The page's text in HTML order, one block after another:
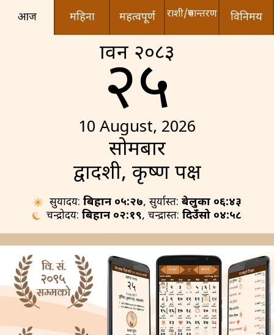
आज महिना महत्वपूर्ण राशी/रुपान्तरण विनिमय
श्रावन २०८३
२५
10 August, 2026
सोमबार
द्वादशी, कृष्ण पक्ष
सुर्योदय: बिहान ०५:२७, सुर्यास्त: बेलुका ०६:४३
चन्द्रोदय:बिहान ०२:१९, चन्द्रास्त:दिउँसो ०४:५८